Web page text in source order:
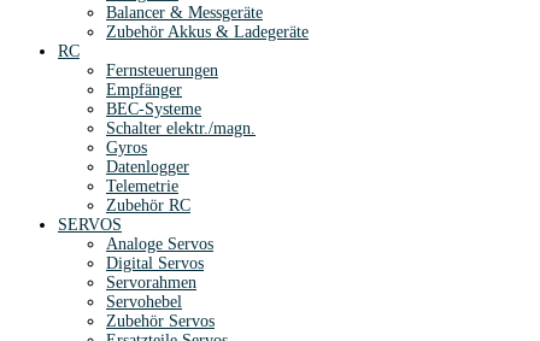
Balancer & Messgeräte
Zubehör Akkus & Ladegeräte
RC
Fernsteuerungen
Empfänger
BEC-Systeme
Schalter elektr./magn.
Gyros
Datenlogger
Telemetrie
Zubehör RC
SERVOS
Analoge Servos
Digital Servos
Servorahmen
Servohebel
Zubehör Servos